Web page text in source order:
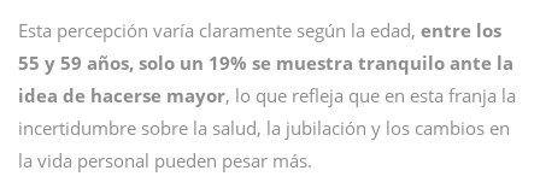
Esta percepción varía claramente según la edad, entre los
55 y 59 años, solo un 19% se muestra tranquilo ante la
idea de hacerse mayor, lo que refleja que en esta franja la
incertidumbre sobre la salud, la jubilación y los cambios en
la vida personal pueden pesar más.